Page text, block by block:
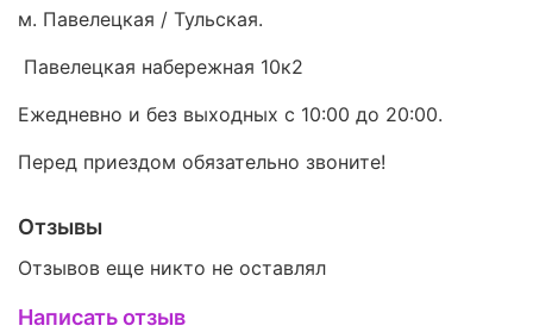
м. Павелецкая / Тульская.
Павелецкая набережная 10к2
Ежедневно и без выходных с 10:00 до 20:00.
Перед приездом обязательно звоните!
Отзывы
Отзывов еще никто не оставлял
Написать отзыв